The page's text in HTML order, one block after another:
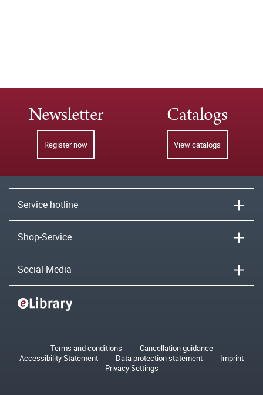
Newsletter
Register now
Catalogs
View catalogs
Service hotline
Shop-Service
Social Media
Terms and conditions
Cancellation guidance
Accessibility Statement
Data protection statement
Imprint
Privacy Settings